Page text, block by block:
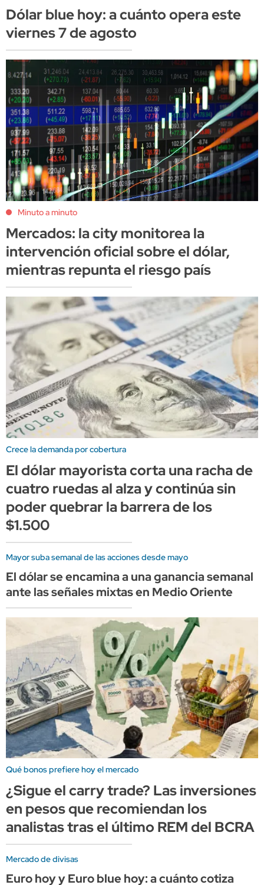
Dólar blue hoy: a cuánto opera este
viernes 7 de agosto
Minuto a minuto
Mercados: la city monitorea la
intervención oficial sobre el dólar,
mientras repunta el riesgo país
Crece la demanda por cobertura
El dólar mayorista corta una racha de
cuatro ruedas al alza y continúa sin
poder quebrar la barrera de los
$1.500
Mayor suba semanal de las acciones desde mayo
El dólar se encamina a una ganancia semanal
ante las señales mixtas en Medio Oriente
Qué bonos prefiere hoy el mercado
¿Sigue el carry trade? Las inversiones
en pesos que recomiendan los
analistas tras el último REM del BCRA
Mercado de divisas
Euro hoy y Euro blue hoy: a cuánto cotiza